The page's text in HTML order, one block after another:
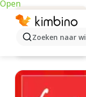
Open
Zoeken naar